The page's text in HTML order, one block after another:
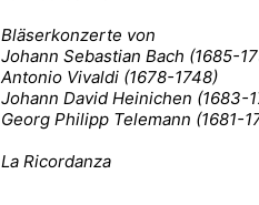
Bläserkonzerte von
Johann Sebastian Bach (1685-
Antonio Vivaldi (1678-1748)
Johann David Heinichen (1683-
Georg Philipp Telemann (1681-
La Ricordanza